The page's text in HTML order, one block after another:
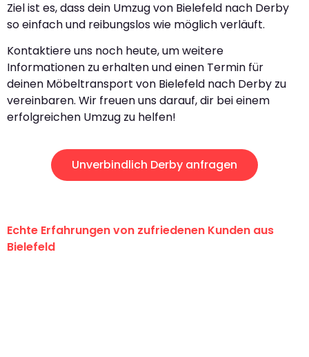
Ziel ist es, dass dein Umzug von Bielefeld nach Derby
so einfach und reibungslos wie möglich verläuft.
Kontaktiere uns noch heute, um weitere
Informationen zu erhalten und einen Termin für
deinen Möbeltransport von Bielefeld nach Derby zu
vereinbaren. Wir freuen uns darauf, dir bei einem
erfolgreichen Umzug zu helfen!
Unverbindlich Derby anfragen
Echte Erfahrungen von zufriedenen Kunden aus
Bielefeld